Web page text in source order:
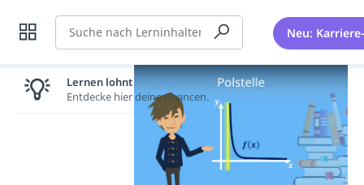
Suche Neu:
Lernen lohnt sich!
Entdecke hier deine Chancen.